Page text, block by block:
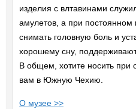
изделия с влтавинами
амулетов, а при
снимать головную боль и
хорошему сну,
В общем, хотите носить при
вам в Южную Чехию.
О музее >>